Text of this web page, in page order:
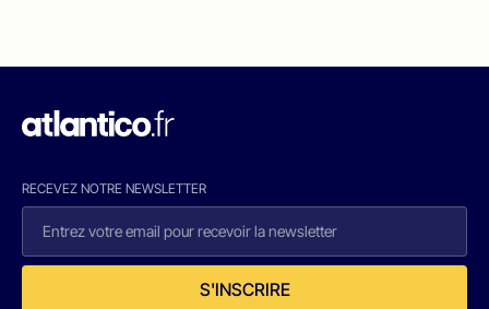
RECEVEZ NOTRE NEWSLETTER
S'INSCRIRE